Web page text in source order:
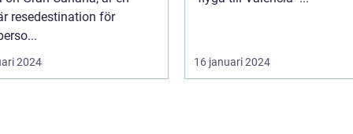
resedestination för
2024 16 januari 2024